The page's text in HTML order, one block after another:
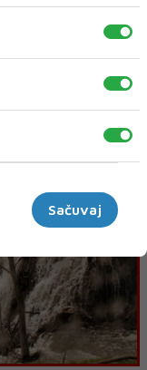
Sačuvaj